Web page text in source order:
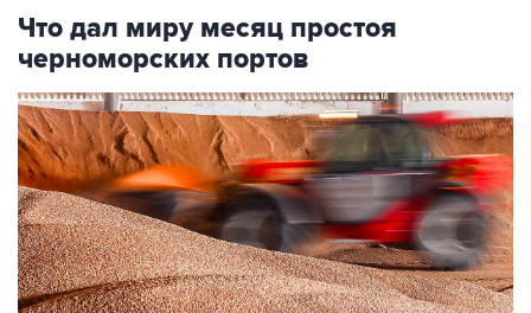
Что дал миру месяц простоя
черноморских портов